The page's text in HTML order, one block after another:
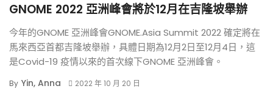
GNOME 2022 亞洲峰會將於12月在吉隆坡舉辦
今年的GNOME 亞洲峰會GNOME.Asia Summit 2022 確定將在
馬來西亞首都吉隆坡舉辦，具體日期為12月2日至12月4日，這
是Covid-19 疫情以來的首次線下GNOME 亞洲峰會。
By Yin, Anna 2022 年 10 月 20 日